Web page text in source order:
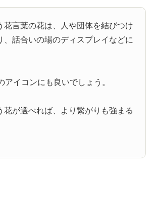
花言葉の花は、人や団体を結びつけ
、話合いの場のディスプレイなどに
アイコンにも良いでしょう。
花が選べれば、より繋がりも強まる